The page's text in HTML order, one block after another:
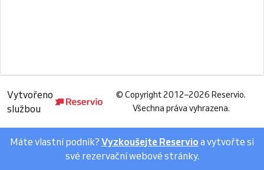
Vytvořeno
službou
© Copyright 2012–2026 Reservio.
Všechna práva vyhrazena.
Máte vlastní podnik? Vyzkoušejte Reservio a vytvořte si
své rezervační webové stránky.